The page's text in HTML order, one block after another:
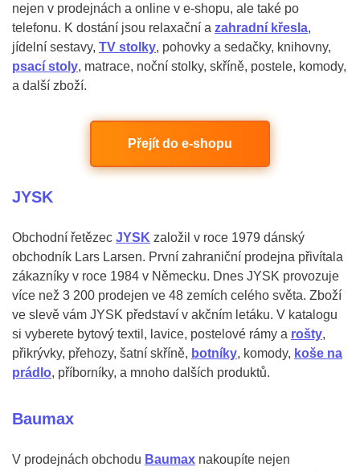
nejen v prodejnách a online v e-shopu, ale také po
telefonu. K dostání jsou relaxační a zahradní křesla,
jídelní sestavy, TV stolky, pohovky a sedačky, knihovny,
psací stoly, matrace, noční stolky, skříně, postele, komody,
a další zboží.
Přejít do e-shopu
JYSK
Obchodní řetězec JYSK založil v roce 1979 dánský
obchodník Lars Larsen. První zahraniční prodejna přivítala
zákazníky v roce 1984 v Německu. Dnes JYSK provozuje
více než 3 200 prodejen ve 48 zemích celého světa. Zboží
ve slevě vám JYSK představí v akčním letáku. V katalogu
si vyberete bytový textil, lavice, postelové rámy a rošty,
přikrývky, přehozy, šatní skříně, botníky, komody, koše na
prádlo, příborníky, a mnoho dalších produktů.
Baumax
V prodejnách obchodu Baumax nakoupíte nejen